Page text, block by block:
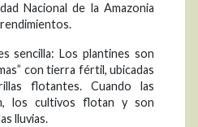
Nacional de la Amazonia
sencilla: Los plantines son
con tierra fértil, ubicadas
flotantes. Cuando las
los cultivos flotan y son
lluvias.